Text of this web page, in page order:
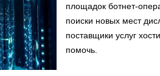
площадок ботнет-
поиски новых мест
поставщики услуг
помочь.